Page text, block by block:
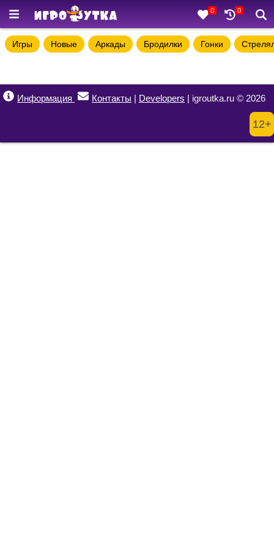
0 0
Игры Новые Аркады Бродилки Гонки
Информация Контакты | Developers | igroutka.ru © 2026
12+